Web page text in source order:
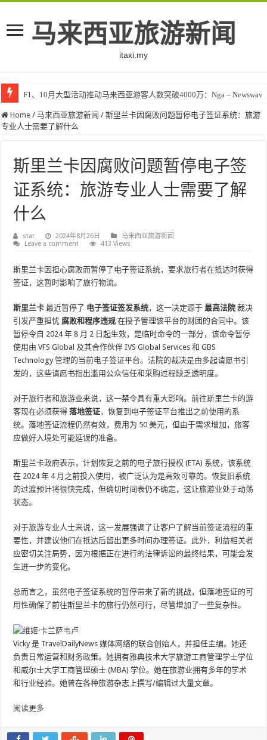
马来西亚旅游新闻
itaxi.my
F1、10月大型活动推动马来西亚游客人数突破4000万：Nga – Newswav
Home / 马来西亚旅游新闻 / 斯里兰卡因腐败问题暂停电子签证系统：旅游
专业人士需要了解什么
斯里兰卡因腐败问题暂停电子签
证系统：旅游专业人士需要了解
什么
star 2024年8月26日
马来西亚旅游新闻
Leave a comment
413 Views
斯里兰卡因担心腐败而暂停了电子签证系统，要求旅行者在抵达时获得
签证，这暂时影响了旅行物流。
斯里兰卡 最近暂停了 电子签证签发系统，这一决定源于最高法院 裁决
引发严重担忧 腐败和程序违规 在授予管理该平台的财团的合同中。该
暂停令自 2024 年 8 月 2 日起生效，是临时命令的一部分，该命令暂停
使用由 VFS Global 及其合作伙伴 IVS Global Services 和 GBS
Technology 管理的当前电子签证平台。法院的裁决是由多起请愿书引
发的，这些请愿书指出滥用公众信任和采购过程缺乏透明度。
对于旅行者和旅游业来说，这一禁令具有重大影响。前往斯里兰卡的游
客现在必须获得落地签证，恢复到电子签证平台推出之前使用的系
统。落地签证流程仍然有效，费用为 50 美元，但由于需求增加，旅客
应做好入境处可能延误的准备。
斯里兰卡政府表示，计划恢复之前的电子旅行授权 (ETA) 系统，该系统
在 2024 年 4 月之前投入使用，被广泛认为是高效可靠的。恢复旧系统
的过渡预计将很快完成，但确切时间表仍不确定，这让旅游业处于动荡
状态。
对于旅游专业人士来说，这一发展强调了让客户了解当前签证流程的重
要性，并建议他们在抵达后留出更多时间办理签证。此外，利益相关者
应密切关注局势，因为根据正在进行的法律诉讼的最终结果，可能会发
生进一步的变化。
总而言之，虽然电子签证系统的暂停带来了新的挑战，但落地签证的可
用性确保了前往斯里兰卡的旅行仍然可行，尽管增加了一些复杂性。
Vicky 是 TravelDailyNews 媒体网络的联合创始人，并担任主编。她还
负责日常运营和财务政策。她拥有雅典技术大学旅游工商管理学士学位
和威尔士大学工商管理硕士 (MBA) 学位。她在旅游业拥有多年​​的学术
和行业经验。她曾在各种旅游杂志上撰写/编辑过大量文章。
阅读更多